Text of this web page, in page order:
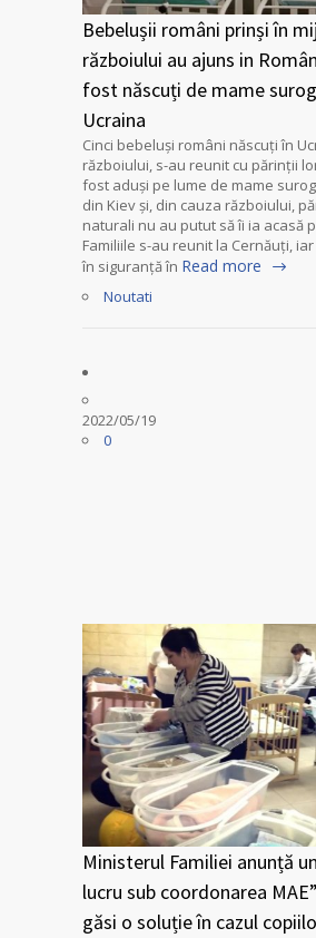
Bebelușii români prinși în
războiului au ajuns in
fost născuți de mame
Ucraina
Cinci bebeluși români născuți în
războiului, s-au reunit cu părinții
fost aduși pe lume de mame
din Kiev și, din cauza războiului,
naturali nu au putut să îi ia acasă
Familiile s-au reunit la Cernăuți,
în siguranță în Read more
Noutati
2022/05/19
0
Ministerul Familiei anunță
lucru sub coordonarea
găsi o soluție în cazul